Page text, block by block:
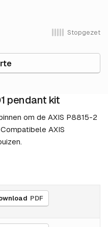
Stopgezet
pendant kit
om de AXIS P8815-2
AXIS
PDF